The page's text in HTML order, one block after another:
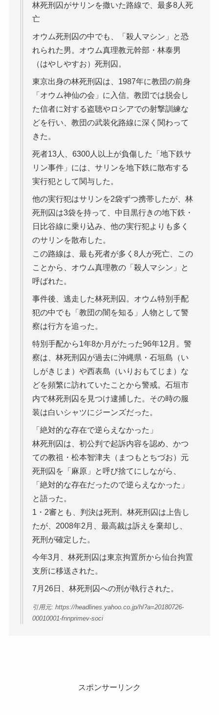
林死刑囚がサリンを撒いた路線で、最多8人死
亡
オウム死刑囚の中でも、「殺人マシン」と恐
れられた男。オウム真理教元幹部・林泰男
（はやしやすお）死刑囚。
東京出身の林死刑囚は、1987年に教団の前身
「オウム神仙の会」に入信。教団では脱会し
た信者に対する盗聴やロシアでの射撃訓練な
どを行い、教団の武装化路線に深く関わって
きた。
死者13人、6300人以上が負傷した「地下鉄サ
リン事件」には、サリンを地下鉄に散布する
実行犯として関与した。
他の実行犯はサリンを2袋ずつ携帯したが、林
死刑囚は3袋を持って、中目黒行きの地下鉄・
日比谷線に乗り込み、他の実行犯よりも多く
のサリンを散布した。
この路線は、最も死者が多く8人が死亡、この
ことから、オウム真理教の「殺人マシン」と
呼ばれた。
事件後、逃走した林死刑囚。オウム特別手配
犯の中でも「教団の闇を知る」人物として警
察は行方を追った。
特別手配から1年8か月がたった96年12月。警
察は、林死刑囚が過去に沖縄県・石垣島（い
しがきじま）や西表島（いりおもてじま）な
どを頻繁に訪れていたことから警戒。石垣市
内で林死刑囚を見つけ逮捕した。その時の服
装は白いシャツにジーンズだった。
「絶対的な存在で逆らえなかった」
林死刑囚は、初公判で起訴内容を認め、かつ
ての教祖・松本智津夫（まつもとちづお）元
死刑囚を「麻原」と呼び捨てにしながら、
「絶対的な存在だったので逆らえなかった」
と語った。
1・2審とも、判決は死刑。林死刑囚は上告し
たが、2008年2月、最高裁は訴えを棄却し、
死刑が確定した。
今年3月、林死刑囚は東京拘置所から仙台拘置
支所に移送された。
7月26日、林死刑囚への刑が執行された。
引用元: https://headlines.yahoo.co.jp/hl?a=20180726-
00010001-fnnprimev-soci
スポンサーリンク